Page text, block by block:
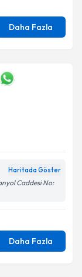
Daha Fazla
Haritada Göster
Caddesi No:
Daha Fazla